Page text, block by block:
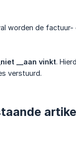
worden de factuur-
__aan vinkt.
verstuurd.